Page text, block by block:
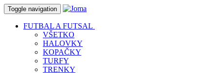
Toggle navigation
FUTBAL A FUTSAL
VŠETKO
HALOVKY
KOPAČKY
TURFY
TRENKY